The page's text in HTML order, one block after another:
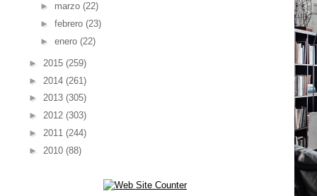
► marzo (22)
► febrero (23)
► enero (22)
► 2015 (259)
► 2014 (261)
► 2013 (305)
► 2012 (303)
► 2011 (244)
► 2010 (88)